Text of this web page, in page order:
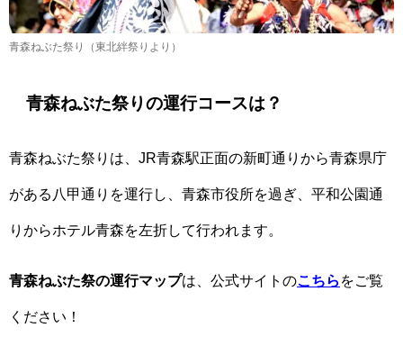
青森ねぶた祭り（東北絆祭りより）
青森ねぶた祭りの運行コースは？
青森ねぶた祭りは、JR青森駅正面の新町通りから青森県庁
がある八甲通りを運行し、青森市役所を過ぎ、平和公園通
りからホテル青森を左折して行われます。
青森ねぶた祭の運行マップは、公式サイトのこちら をご覧
ください！